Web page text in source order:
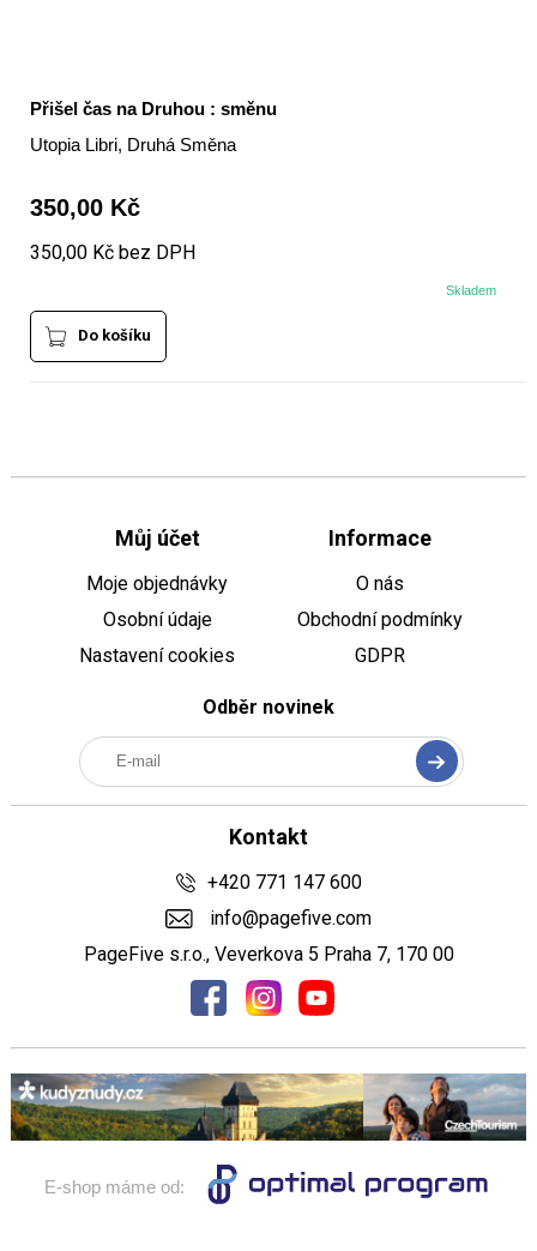
Přišel čas na Druhou : směnu
Utopia Libri, Druhá Směna
350,00 Kč
350,00 Kč bez DPH
Skladem
Do košíku
Můj účet
Moje objednávky
Osobní údaje
Nastavení cookies
Informace
O nás
Obchodní podmínky
GDPR
Odběr novinek
Kontakt
+420 771 147 600
info@pagefive.com
PageFive s.r.o., Veverkova 5 Praha 7, 170 00
E-shop máme od: